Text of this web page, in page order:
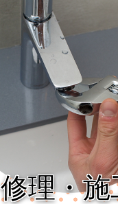
修理・施